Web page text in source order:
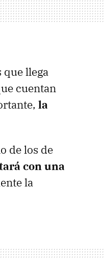
que llega
cuentan
la
de los de
con una
la